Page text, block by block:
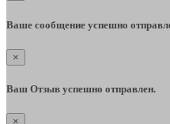
Ваше сообщение успешно
×
Ваш Отзыв успешно отправлен.
×